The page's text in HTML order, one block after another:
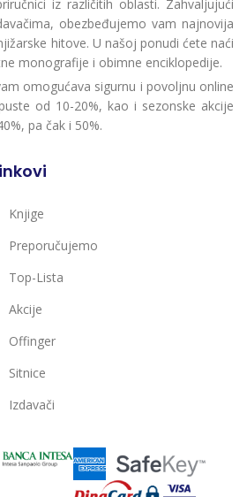
iz različitih oblasti. Zahvaljujući
obezbeđujemo vam najnovija
hitove. U našoj ponudi ćete naći
monografije i obimne enciklopedije.
omogućava sigurnu i povoljnu online
od 10-20%, kao i sezonske akcije
pa čak i 50%.
Knjige
Preporučujemo
Top-Lista
Akcije
Offinger
Sitnice
Izdavači